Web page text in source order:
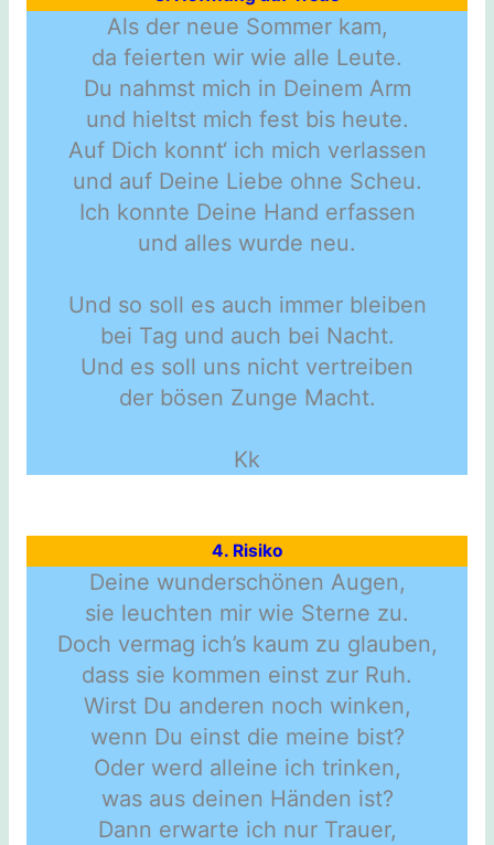
Als der neue Sommer kam,
da feierten wir wie alle Leute.
Du nahmst mich in Deinem Arm
und hieltst mich fest bis heute.
Auf Dich konnt‘ ich mich verlassen
und auf Deine Liebe ohne Scheu.
Ich konnte Deine Hand erfassen
und alles wurde neu.
Und so soll es auch immer bleiben
bei Tag und auch bei Nacht.
Und es soll uns nicht vertreiben
der bösen Zunge Macht.
Kk
4. Risiko
Deine wunderschönen Augen,
sie leuchten mir wie Sterne zu.
Doch vermag ich’s kaum zu glauben,
dass sie kommen einst zur Ruh.
Wirst Du anderen noch winken,
wenn Du einst die meine bist?
Oder werd alleine ich trinken,
was aus deinen Händen ist?
Dann erwarte ich nur Trauer,